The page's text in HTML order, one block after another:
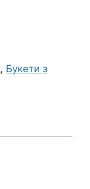
, Букети з